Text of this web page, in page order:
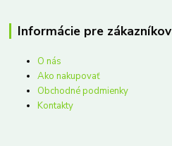
Informácie pre zákazníkov
O nás
Ako nakupovať
Obchodné podmienky
Kontakty